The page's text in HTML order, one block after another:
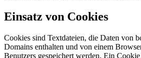
Einsatz von Cookies
Cookies sind Textdateien, die Daten von
Domains enthalten und von einem
Benutzers gespeichert werden. Ein